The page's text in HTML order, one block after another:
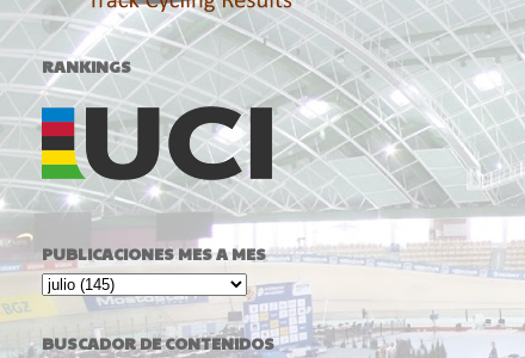
RANKINGS
PUBLICACIONES MES A MES
BUSCADOR DE CONTENIDOS